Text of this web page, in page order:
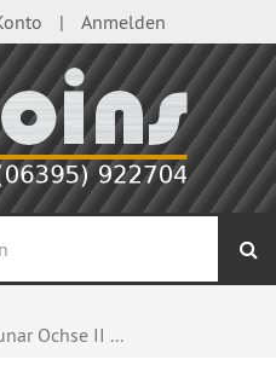
Anmelden
Ochse II ...